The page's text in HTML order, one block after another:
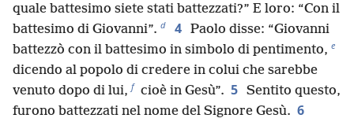
quale battesimo siete stati battezzati?” E loro: “Con il
battesimo di Giovanni”. d 4 Paolo disse: “Giovanni
battezzò con il battesimo in simbolo di pentimento, e
dicendo al popolo di credere in colui che sarebbe
venuto dopo di lui, f cioè in Gesù”. 5 Sentito questo,
furono battezzati nel nome del Signore Gesù. 6